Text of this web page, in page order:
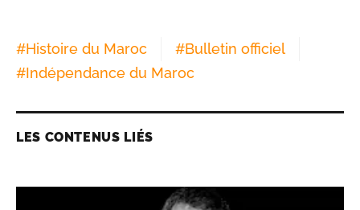
#Histoire du Maroc #Bulletin officiel
#Indépendance du Maroc
LES CONTENUS LIÉS